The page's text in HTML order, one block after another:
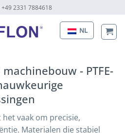
+49 2331 7884618
NL
- PTFE-
vaak om precisie,
Materialen die stabiel